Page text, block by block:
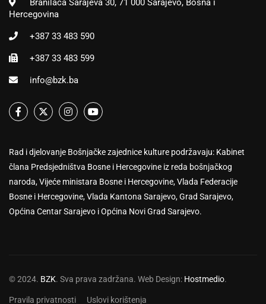
Branilaca Sarajeva 30, 71 000 Sarajevo, Bosna i
Hercegovina
+387 33 483 590
+387 33 483 599
info@bzk.ba
Rad i djelovanje Bošnjačke zajednice kulture podržavaju: Kabinet
člana Predsjedništva Bosne i Hercegovine iz reda bošnjačkog
naroda, Vijeće ministara Bosne i Hercegovine, Vlada Federacije
Bosne i Hercegovine, Vlada Kantona Sarajevo, Grad Sarajevo,
Općina Centar Sarajevo i Općina Novi Grad Sarajevo.
© 2024. BZK. Sva prava zadržana. Web Design: Hostmedio.
Pravila privatnosti Uslovi korištenja